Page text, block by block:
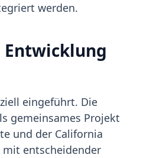
werden.
eingeführt. Die
gemeinsames Projekt
und der California
mit entscheidender